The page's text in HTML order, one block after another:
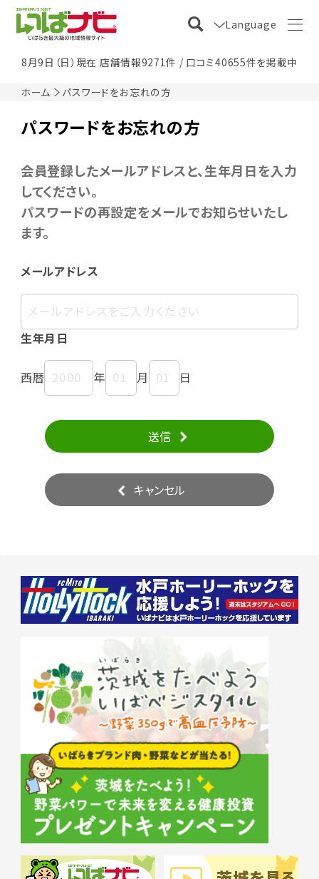
Language
8月9日（日）現在 店舗情報9271件 / 口コミ40655件を掲載中
ホーム パスワードをお忘れの方
パスワードをお忘れの方
会員登録したメールアドレスと、生年月日を入力
してください。
パスワードの再設定をメールでお知らせいたし
ます。
メールアドレス
生年月日
西暦 年 月 日
送信
キャンセル